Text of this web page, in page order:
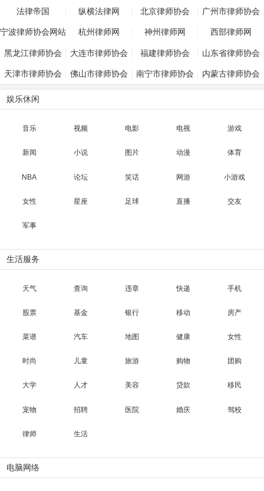
法律帝国 纵横法律网 北京律师协会 广州市律师协会
宁波律师协会网站 杭州律师网 神州律师网 西部律师网
黑龙江律师协会 大连市律师协会 福建律师协会 山东省律师协会
天津市律师协会 佛山市律师协会 南宁市律师协会 内蒙古律师协会
娱乐休闲
音乐 视频 电影 电视 游戏
新闻 小说 图片 动漫 体育
NBA 论坛 笑话 网游 小游戏
女性 星座 足球 直播 交友
军事
生活服务
天气 查询 违章 快递 手机
股票 基金 银行 移动 房产
菜谱 汽车 地图 健康 女性
时尚 儿童 旅游 购物 团购
大学 人才 美容 贷款 移民
宠物 招聘 医院 婚庆 驾校
律师 生活
电脑网络